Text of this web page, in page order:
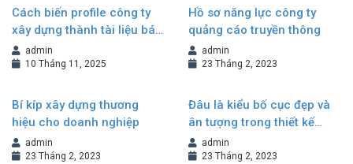
Cách biến profile công ty
xây dựng thành tài liệu bán
hàng hiệu quả
admin
10 Tháng 11, 2025
Hồ sơ năng lực công ty
quảng cáo truyền thông
admin
23 Tháng 2, 2023
Bí kíp xây dựng thương
hiệu cho doanh nghiệp
admin
23 Tháng 2, 2023
Đâu là kiểu bố cục đẹp và
ân tượng trong thiết kế
Brochure?
admin
23 Tháng 2, 2023